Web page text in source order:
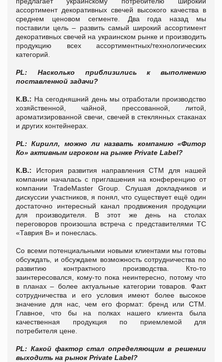
ассортимент декоративных свечей высокого качества в
среднем ценовом сегменте. Два года назад мы
поставили цель – развить самый широкий ассортимент
декоративных свечей на украинском рынке и производить
продукцию всех ассортиментных/технологических
категорий.
PL: Насколько приблизились к выполнению
поставленной задачи?
К.В.: На сегодняшний день мы отработали производство
хозяйственной, чайной, прессованной, литой,
ароматизированной свечи, свечей в стеклянных стаканах
и других контейнерах.
PL: Кирилл, можно ли назвать компанию «Фитор
Ко» активным игроком на рынке Private Label?
К.В.: История развития направления СТМ для нашей
компании началась с приглашения на конференцию от
компании TradeMaster Group. Слушая докладчиков и
дискусcии участников, я понял, что существует ещё один
достаточно интересный канал продвижения продукции
для производителя. В этот же день на столах
переговоров произошла встреча с представителями ТС
«Таврия В» и понеслась.
Со всеми потенциальными новыми клиентами мы готовы
обсуждать, и обсуждаем возможность сотрудничества по
развитию контрактного производства. Кто-то
заинтересовался, кому-то пока неинтересно, потому что
в планах – более актуальные категории товаров. Факт
сотрудничества и его условия имеют более высокое
значение для нас, чем его формат: бренд или СТМ.
Главное, что бы на полках нашего клиента была
качественная продукция по приемлемой для
потребителя цене.
PL: Какой фактор стал определяющим в решении
выходить на рынок Private Label?